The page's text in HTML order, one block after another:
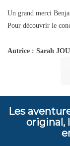
Un grand merci
Pour découvrir le
Autrice : Sarah
Les
original,